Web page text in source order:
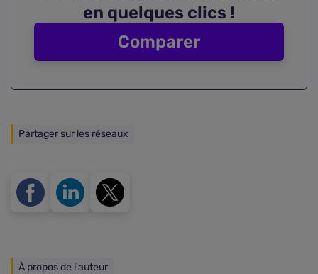
en quelques clics !
Comparer
Partager sur les réseaux
À propos de l'auteur